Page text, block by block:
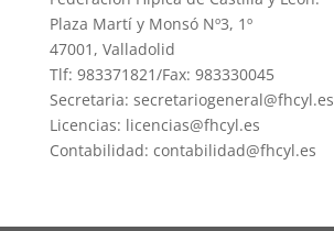
Plaza Martí y Monsó Nº3, 1º
47001, Valladolid
Tlf: 983371821/Fax: 983330045
Secretaria: secretariogeneral@fhcyl.es
Licencias: licencias@fhcyl.es
Contabilidad: contabilidad@fhcyl.es